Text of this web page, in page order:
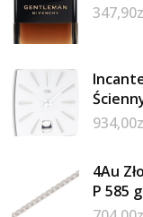
347,90
934,00
4Au
P 585